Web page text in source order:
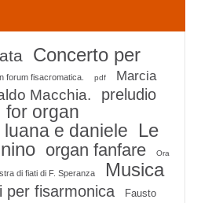
Concerto per
forum fisacromatica. pdf
Marcia
Macchia.
preludio
for organ
luana e daniele
Le
organ fanfare Ora
di fiati di F. Speranza
Musica
per fisarmonica
Fausto